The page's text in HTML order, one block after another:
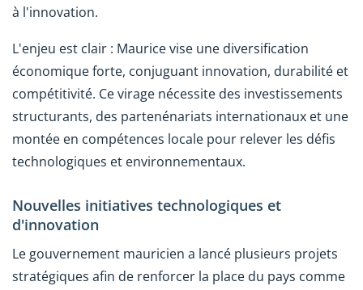
à l'innovation.
L'enjeu est clair : Maurice vise une diversification
économique forte, conjuguant innovation, durabilité et
compétitivité. Ce virage nécessite des investissements
structurants, des partenénariats internationaux et une
montée en compétences locale pour relever les défis
technologiques et environnementaux.
Nouvelles initiatives technologiques et
d'innovation
Le gouvernement mauricien a lancé plusieurs projets
stratégiques afin de renforcer la place du pays comme